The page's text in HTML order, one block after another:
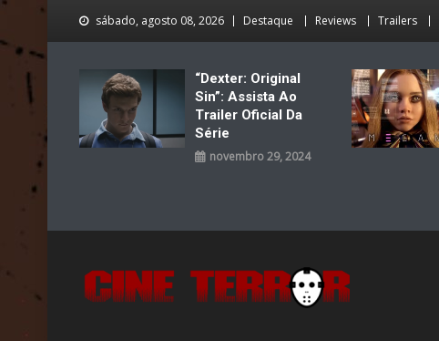
sábado, agosto 08, 2026 Destaque Reviews Trailers
“Dexter: Original
Sin”: Assista Ao
Trailer Oficial Da
Série
novembro 29, 2024